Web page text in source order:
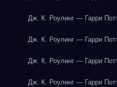
Дж. К. Роулинг — Гарри
Дж. К. Роулинг — Гарри
Дж. К. Роулинг — Гарри
Дж. К. Роулинг — Гарри